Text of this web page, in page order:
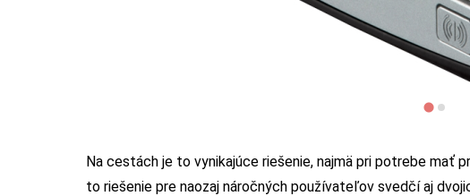
Na cestách je to vynikajúce riešenie, najmä pri potrebe mať
to riešenie pre naozaj náročných používateľov svedčí aj